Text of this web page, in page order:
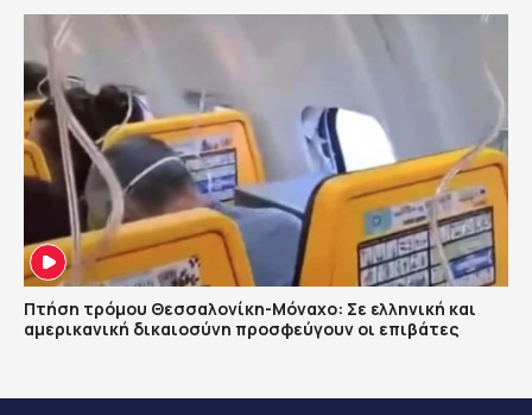
Πτήση τρόμου Θεσσαλονίκη-Μόναχο: Σε ελληνική και
αμερικανική δικαιοσύνη προσφεύγουν οι επιβάτες